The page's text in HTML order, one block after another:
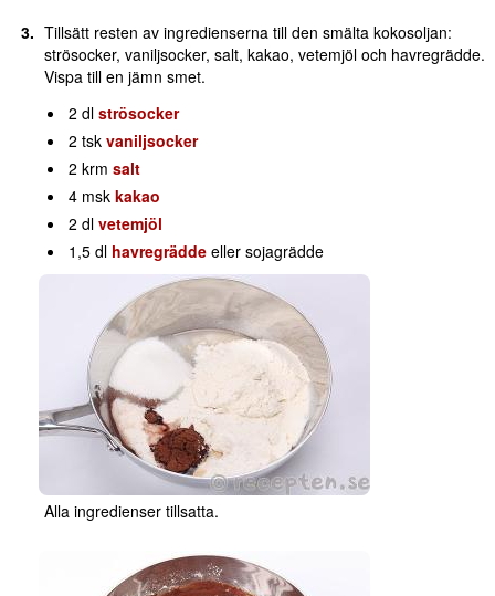
Tillsätt resten av ingredienserna till den smälta kokosoljan:
strösocker, vaniljsocker, salt, kakao, vetemjöl och havregrädde.
Vispa till en jämn smet.
2 dlströsocker
2 tskvaniljsocker
2 krmsalt
4 mskkakao
2 dlvetemjöl
1,5 dl havregrädde eller sojagrädde
Alla ingredienser tillsatta.